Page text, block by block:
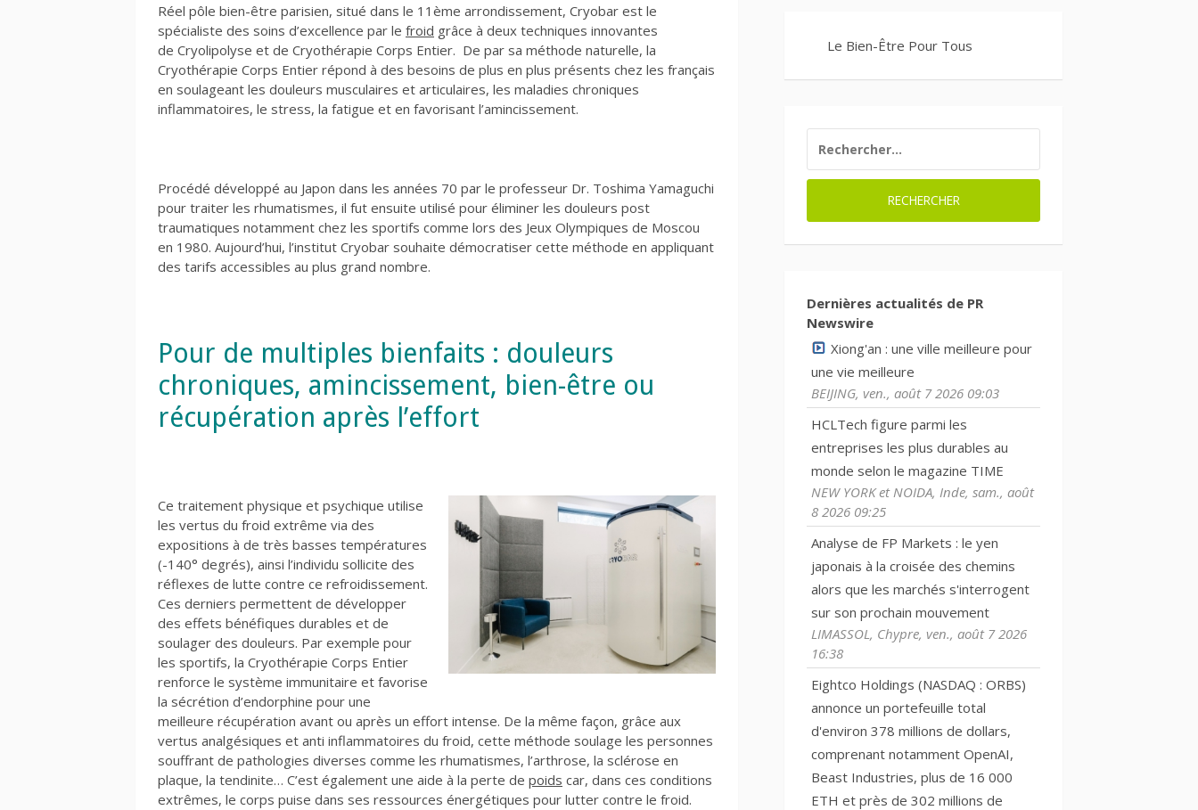
Réel pôle bien-être parisien, situé dans le 11ème arrondissement, Cryobar est le
spécialiste des soins d’excellence par le froid grâce à deux techniques innovantes
de Cryolipolyse et de Cryothérapie Corps Entier. De par sa méthode naturelle, la
Cryothérapie Corps Entier répond à des besoins de plus en plus présents chez les français
en soulageant les douleurs musculaires et articulaires, les maladies chroniques
inflammatoires, le stress, la fatigue et en favorisant l’amincissement.
Procédé développé au Japon dans les années 70 par le professeur Dr. Toshima Yamaguchi
pour traiter les rhumatismes, il fut ensuite utilisé pour éliminer les douleurs post
traumatiques notamment chez les sportifs comme lors des Jeux Olympiques de Moscou
en 1980. Aujourd’hui, l’institut Cryobar souhaite démocratiser cette méthode en appliquant
des tarifs accessibles au plus grand nombre.
Pour de multiples bienfaits : douleurs
chroniques, amincissement, bien-être ou
récupération après l’effort
Ce traitement physique et psychique utilise
les vertus du froid extrême via des
expositions à de très basses températures
(-140° degrés), ainsi l’individu sollicite des
réflexes de lutte contre ce refroidissement.
Ces derniers permettent de développer
des effets bénéfiques durables et de
soulager des douleurs. Par exemple pour
les sportifs, la Cryothérapie Corps Entier
renforce le système immunitaire et favorise
la sécrétion d’endorphine pour une
meilleure récupération avant ou après un effort intense. De la même façon, grâce aux
vertus analgésiques et anti inflammatoires du froid, cette méthode soulage les personnes
souffrant de pathologies diverses comme les rhumatismes, l’arthrose, la sclérose en
plaque, la tendinite… C’est également une aide à la perte de poids car, dans ces conditions
extrêmes, le corps puise dans ses ressources énergétiques pour lutter contre le froid.
Le Bien-Être Pour Tous
Dernières actualités de PR
Newswire
Xiong'an : une ville meilleure pour
une vie meilleure
BEIJING, ven., août 7 2026 09:03
HCLTech figure parmi les
entreprises les plus durables au
monde selon le magazine TIME
NEW YORK et NOIDA, Inde, sam., août
8 2026 09:25
Analyse de FP Markets : le yen
japonais à la croisée des chemins
alors que les marchés s'interrogent
sur son prochain mouvement
LIMASSOL, Chypre, ven., août 7 2026
16:38
Eightco Holdings (NASDAQ : ORBS)
annonce un portefeuille total
d'environ 378 millions de dollars,
comprenant notamment OpenAI,
Beast Industries, plus de 16 000
ETH et près de 302 millions de